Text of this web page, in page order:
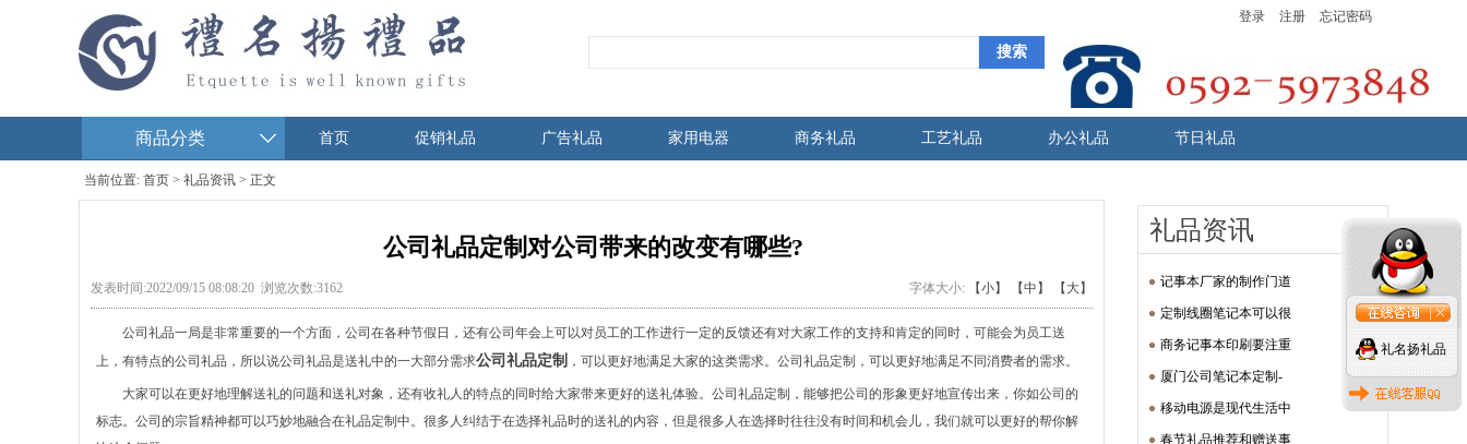
首页 促销礼品 广告礼品 家用电器 商务礼品 工艺礼品 办公礼品 节日礼品
登录 注册 忘记密码
商品分类
礼品资讯
记事本厂家的制作门道
定制线圈笔记本可以很
商务记事本印刷要注重
厦门公司笔记本定制-
移动电源是现代生活中
春节礼品推荐和赠送事
当前位置: 首页 > 礼品资讯 > 正文
公司礼品定制对公司带来的改变有哪些?
发表时间:2022/09/15 08:08:20 浏览次数:3162 字体大小: 【小】 【中】 【大】
公司礼品一局是非常重要的一个方面，公司在各种节假日，还有公司年会上可以对员工的工作进行一定的反馈还有对大家工作的支持和肯定的同时，可能会为员工送
上，有特点的公司礼品，所以说公司礼品是送礼中的一大部分需求公司礼品定制 ，可以更好地满足大家的这类需求。公司礼品定制，可以更好地满足不同消费者的需求。
大家可以在更好地理解送礼的问题和送礼对象，还有收礼人的特点的同时给大家带来更好的送礼体验。公司礼品定制，能够把公司的形象更好地宣传出来，你如公司的
标志。公司的宗旨精神都可以巧妙地融合在礼品定制中。很多人纠结于在选择礼品时的送礼的内容，但是很多人在选择时往往没有时间和机会儿，我们就可以更好的帮你解
礼名扬礼品